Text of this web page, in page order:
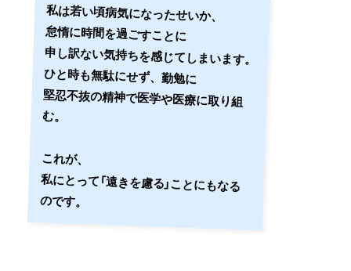
私は若い頃病気になったせいか、
怠惰に時間を過ごすことに
申し訳ない気持ちを感じてしまいます。
ひと時も無駄にせず、勤勉に
堅忍不抜の精神で医学や医療に取り組
む。
これが、
私にとって「遠きを慮る」ことにもなる
のです。